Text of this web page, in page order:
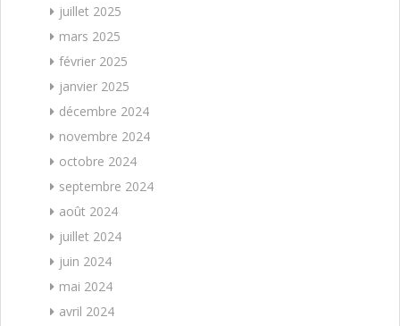
juillet 2025
mars 2025
février 2025
janvier 2025
décembre 2024
novembre 2024
octobre 2024
septembre 2024
août 2024
juillet 2024
juin 2024
mai 2024
avril 2024